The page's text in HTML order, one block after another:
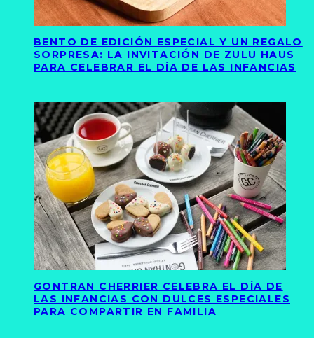
BENTO DE EDICIÓN ESPECIAL Y UN REGALO
SORPRESA: LA INVITACIÓN DE ZULU HAUS
PARA CELEBRAR EL DÍA DE LAS INFANCIAS
GONTRAN CHERRIER CELEBRA EL DÍA DE
LAS INFANCIAS CON DULCES ESPECIALES
PARA COMPARTIR EN FAMILIA